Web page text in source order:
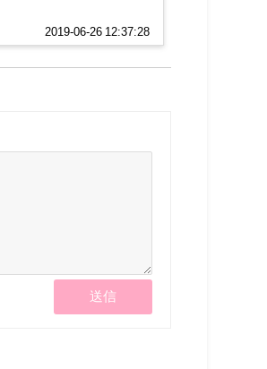
2019-06-26 12:37:28